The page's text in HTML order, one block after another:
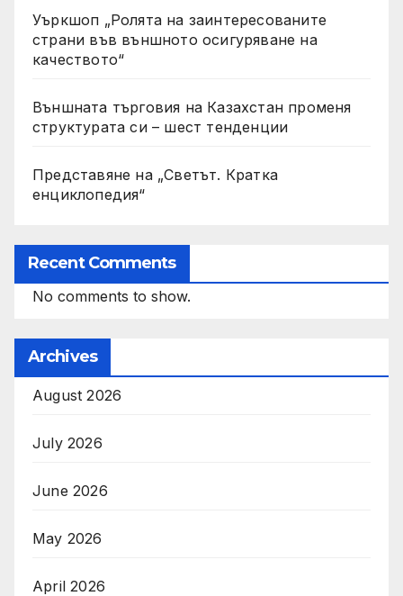
Уъркшоп „Ролята на заинтересованите
страни във външното осигуряване на
качеството“
Външната търговия на Казахстан променя
структурата си – шест тенденции
Представяне на „Светът. Кратка
енциклопедия“
Recent Comments
No comments to show.
Archives
August 2026
July 2026
June 2026
May 2026
April 2026